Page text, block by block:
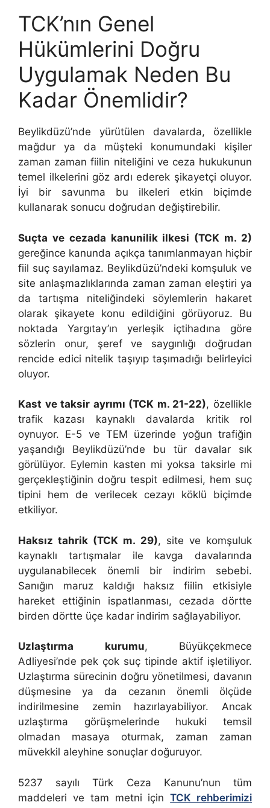
TCK’nın Genel
Hükümlerini Doğru
Uygulamak Neden Bu
Kadar Önemlidir?
Beylikdüzü’nde yürütülen davalarda, özellikle
mağdur ya da müşteki konumundaki kişiler
zaman zaman fiilin niteliğini ve ceza hukukunun
temel ilkelerini göz ardı ederek şikayetçi oluyor.
İyi bir savunma bu ilkeleri etkin biçimde
kullanarak sonucu doğrudan değiştirebilir.
Suçta ve cezada kanunilik ilkesi (TCK m. 2)
gereğince kanunda açıkça tanımlanmayan hiçbir
fiil suç sayılamaz. Beylikdüzü’ndeki komşuluk ve
site anlaşmazlıklarında zaman zaman eleştiri ya
da tartışma niteliğindeki söylemlerin hakaret
olarak şikayete konu edildiğini görüyoruz. Bu
noktada Yargıtay’ın yerleşik içtihadına göre
sözlerin onur, şeref ve saygınlığı doğrudan
rencide edici nitelik taşıyıp taşımadığı belirleyici
oluyor.
Kast ve taksir ayrımı (TCK m. 21-22), özellikle
trafik kazası kaynaklı davalarda kritik rol
oynuyor. E-5 ve TEM üzerinde yoğun trafiğin
yaşandığı Beylikdüzü’nde bu tür davalar sık
görülüyor. Eylemin kasten mi yoksa taksirle mi
gerçekleştiğinin doğru tespit edilmesi, hem suç
tipini hem de verilecek cezayı köklü biçimde
etkiliyor.
Haksız tahrik (TCK m. 29), site ve komşuluk
kaynaklı tartışmalar ile kavga davalarında
uygulanabilecek önemli bir indirim sebebi.
Sanığın maruz kaldığı haksız fiilin etkisiyle
hareket ettiğinin ispatlanması, cezada dörtte
birden dörtte üçe kadar indirim sağlayabiliyor.
Uzlaştırma kurumu, Büyükçekmece
Adliyesi’nde pek çok suç tipinde aktif işletiliyor.
Uzlaştırma sürecinin doğru yönetilmesi, davanın
düşmesine ya da cezanın önemli ölçüde
indirilmesine zemin hazırlayabiliyor. Ancak
uzlaştırma görüşmelerinde hukuki temsil
olmadan masaya oturmak, zaman zaman
müvekkil aleyhine sonuçlar doğuruyor.
5237 sayılı Türk Ceza Kanunu’nun tüm
maddeleri ve tam metni içinTCK rehberimizi